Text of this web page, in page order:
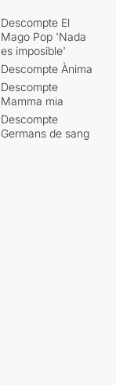
Descompte El
Mago Pop 'Nada
es imposible'
Descompte Ànima
Descompte
Mamma mia
Descompte
Germans de sang